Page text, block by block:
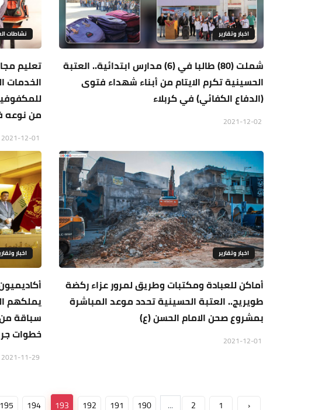
اخبار وتقارير
شملت (80) طالبا في (6) مدارس ابتدائية.. العتبة
الحسينية تكرم الايتام من أبناء شهداء فتوى
(الدفاع الكفائي) في كربلاء
نشاطات
تعليم
الخدمات
من نوعه
اخبار وتقارير
أماكن للعبادة ومكتبات وطريق لمرور عزاء ركضة
طويريج.. العتبة الحسينية تحدد موعد المباشرة
بمشروع صحن الامام الحسن (ع)
اخبار
يملكهم
سباقة من
خطوات
‹
1
2
...
190
191
192
193
194
195